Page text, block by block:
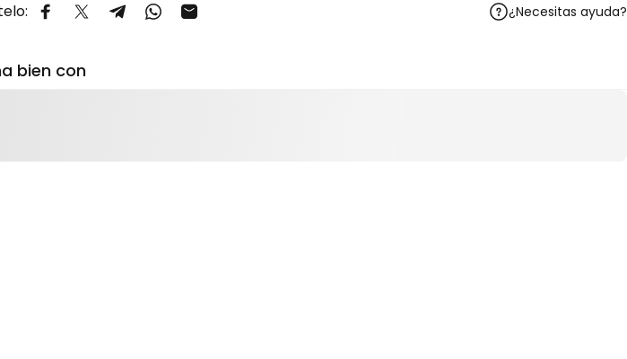
Compartir en Facebook
Compartir en X
Compartir en Telegram
Compartir en WhatsApp
Compartir por correo electrónico ¿Necesitas ayuda?
bien con